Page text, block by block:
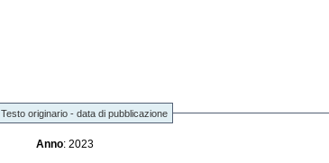
Testo originario - data di pubblicazione
Anno : 2023